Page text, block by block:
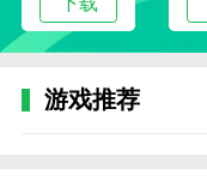
针对不同的行业应
板，地址标签、文
标签等等，只需一
游戏推荐